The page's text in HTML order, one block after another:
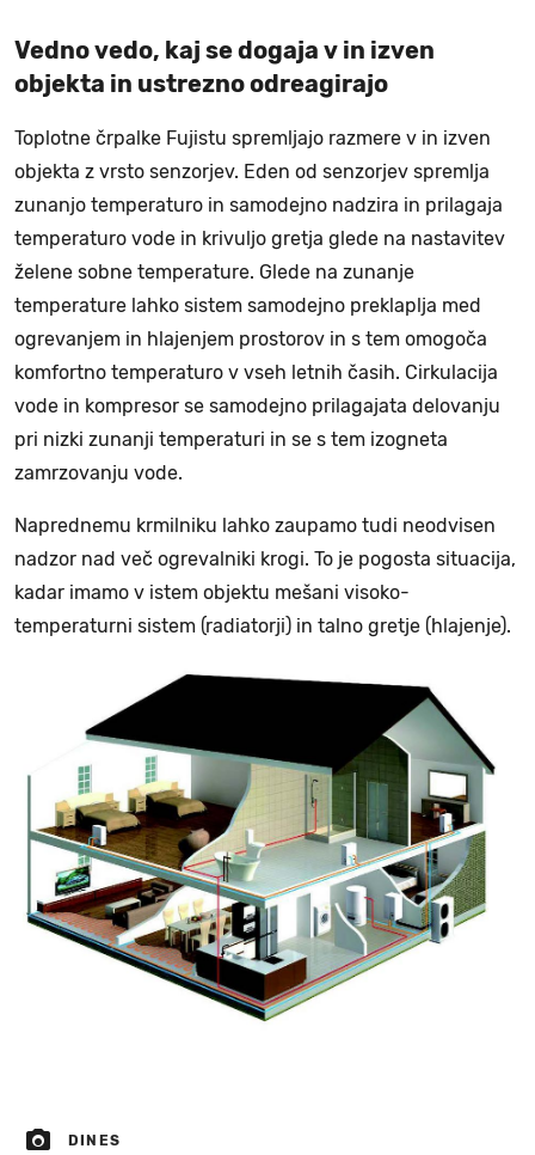
Vedno vedo, kaj se dogaja v in izven
objekta in ustrezno odreagirajo
Toplotne črpalke Fujistu spremljajo razmere v in izven
objekta z vrsto senzorjev. Eden od senzorjev spremlja
zunanjo temperaturo in samodejno nadzira in prilagaja
temperaturo vode in krivuljo gretja glede na nastavitev
želene sobne temperature. Glede na zunanje
temperature lahko sistem samodejno preklaplja med
ogrevanjem in hlajenjem prostorov in s tem omogoča
komfortno temperaturo v vseh letnih časih. Cirkulacija
vode in kompresor se samodejno prilagajata delovanju
pri nizki zunanji temperaturi in se s tem izogneta
zamrzovanju vode.
Naprednemu krmilniku lahko zaupamo tudi neodvisen
nadzor nad več ogrevalniki krogi. To je pogosta situacija,
kadar imamo v istem objektu mešani visoko-
temperaturni sistem (radiatorji) in talno gretje (hlajenje).
DINES